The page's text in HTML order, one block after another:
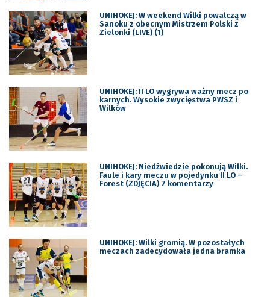
UNIHOKEJ: W weekend Wilki powalczą w
Sanoku z obecnym Mistrzem Polski z
Zielonki (LIVE) (1)
UNIHOKEJ: II LO wygrywa ważny mecz po
karnych. Wysokie zwycięstwa PWSZ i
Wilków
UNIHOKEJ: Niedźwiedzie pokonują Wilki.
Faule i kary meczu w pojedynku II LO –
Forest (ZDJĘCIA) 7 komentarzy
UNIHOKEJ: Wilki gromią. W pozostałych
meczach zadecydowała jedna bramka